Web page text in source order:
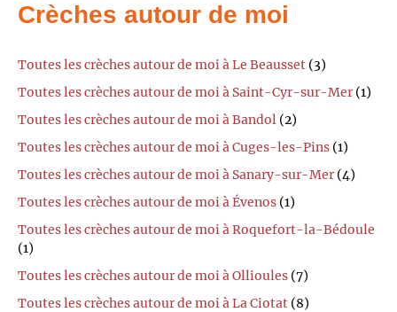
Crèches autour de moi
Toutes les crèches autour de moi à Le Beausset (3)
Toutes les crèches autour de moi à Saint-Cyr-sur-Mer (1)
Toutes les crèches autour de moi à Bandol (2)
Toutes les crèches autour de moi à Cuges-les-Pins (1)
Toutes les crèches autour de moi à Sanary-sur-Mer (4)
Toutes les crèches autour de moi à Évenos (1)
Toutes les crèches autour de moi à Roquefort-la-Bédoule
(1)
Toutes les crèches autour de moi à Ollioules (7)
Toutes les crèches autour de moi à La Ciotat (8)